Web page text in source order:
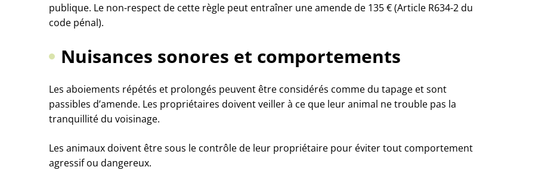
publique. Le non-respect de cette règle peut entraîner une amende de 135 € (Article R634-2 du
code pénal).
Nuisances sonores et comportements
Les aboiements répétés et prolongés peuvent être considérés comme du tapage et sont
passibles d’amende. Les propriétaires doivent veiller à ce que leur animal ne trouble pas la
tranquillité du voisinage.
Les animaux doivent être sous le contrôle de leur propriétaire pour éviter tout comportement
agressif ou dangereux.